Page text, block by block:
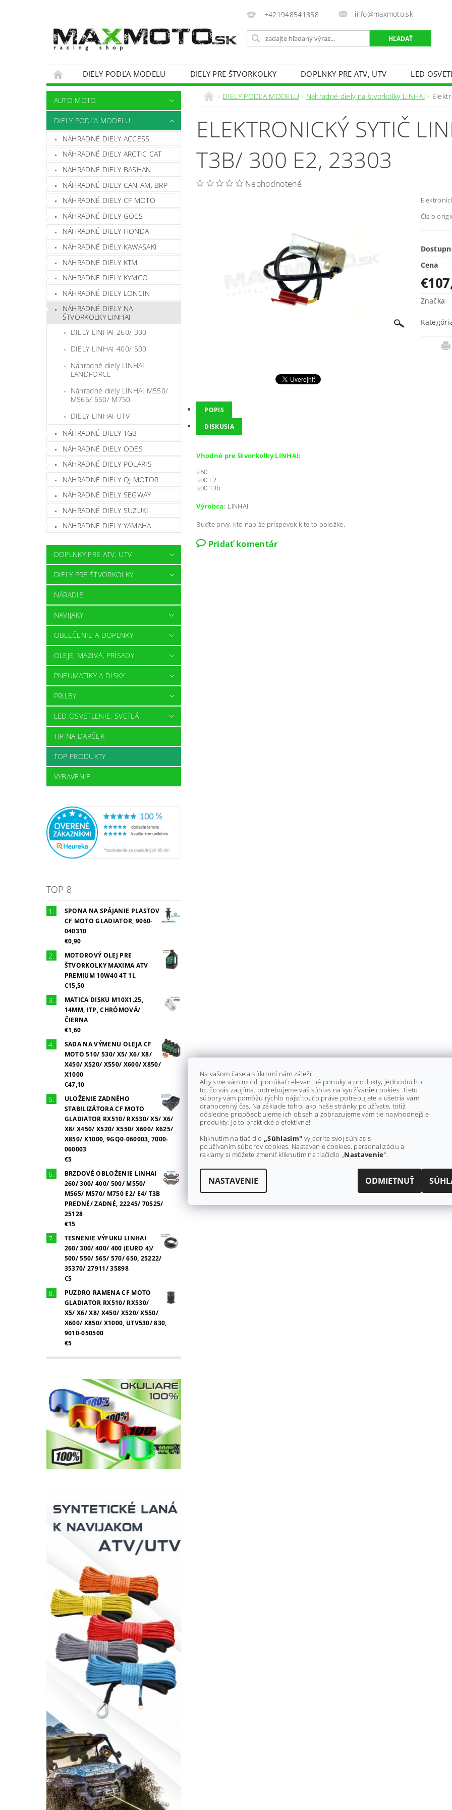
+421948541858 info@maxmoto.sk
DIELY PODĽA MODELU DIELY PRE ŠTVORKOLKY DOPLNKY PRE ATV, UTV
LED
OBCHODNÉ PODMIENKY
KONTAKTY
AUTO MOTO
DIELY PODĽA MODELU
NÁHRADNÉ DIELY ACCESS
NÁHRADNÉ DIELY ARCTIC CAT
NÁHRADNÉ DIELY BASHAN
NÁHRADNÉ DIELY CAN-AM, BRP
NÁHRADNÉ DIELY CF MOTO
NÁHRADNÉ DIELY GOES
NÁHRADNÉ DIELY HONDA
NÁHRADNÉ DIELY KAWASAKI
NÁHRADNÉ DIELY KTM
NÁHRADNÉ DIELY KYMCO
NÁHRADNÉ DIELY LONCIN
NÁHRADNÉ DIELY NA
ŠTVORKOLKY LINHAI
DIELY LINHAI 260/ 300
DIELY LINHAI 400/ 500
Náhradné diely LINHAI
LANDFORCE
Náhradné diely LINHAI M550/
M565/ 650/ M750
DIELY LINHAI UTV
NÁHRADNÉ DIELY TGB
NÁHRADNÉ DIELY ODES
NÁHRADNÉ DIELY POLARIS
NÁHRADNÉ DIELY QJ MOTOR
NÁHRADNÉ DIELY SEGWAY
NÁHRADNÉ DIELY SUZUKI
NÁHRADNÉ DIELY YAMAHA
DOPLNKY PRE ATV, UTV
DIELY PRE ŠTVORKOLKY
NÁRADIE
NAVIJAKY
OBLEČENIE A DOPLNKY
OLEJE, MAZIVÁ, PRÍSADY
PNEUMATIKY A DISKY
PRILBY
LED OSVETLENIE, SVETLÁ
TIP NA DARČEK
TOP PRODUKTY
VYBAVENIE
TOP 8
SPONA NA SPÁJANIE PLASTOV
CF MOTO GLADIATOR, 9060-
040310
€0,90
MOTOROVÝ OLEJ PRE
ŠTVORKOLKY MAXIMA ATV
PREMIUM 10W40 4T 1L
€15,50
MATICA DISKU M10X1.25,
14MM, ITP, CHRÓMOVÁ/
ČIERNA
€1,60
SADA NA VÝMENU OLEJA CF
MOTO 510/ 530/ X5/ X6/ X8/
X450/ X520/ X550/ X600/ X850/
X1000
€47,10
ULOŽENIE ZADNÉHO
STABILIZÁTORA CF MOTO
GLADIATOR RX510/ RX530/ X5/ X6/
X8/ X450/ X520/ X550/ X600/ X625/
X850/ X1000, 9GQ0-060003, 7000-
060003
€5
BRZDOVÉ OBLOŽENIE LINHAI
260/ 300/ 400/ 500/ M550/
M565/ M570/ M750 E2/ E4/ T3B
PREDNÉ/ ZADNÉ, 22245/ 70525/
25128
€15
TESNENIE VÝFUKU LINHAI
260/ 300/ 400/ 400 (EURO 4)/
500/ 550/ 565/ 570/ 650, 25222/
35370/ 27911/ 35898
€5
PUZDRO RAMENA CF MOTO
GLADIATOR RX510/ RX530/
X5/ X6/ X8/ X450/ X520/ X550/
X600/ X850/ X1000, UTV530/ 830,
9010-050500
€5
DIELY PODĽA MODELU Náhradné diely na štvorkolky LINHAI
ELEKTRONICKÝ SYTIČ
T3B/ 300 E2, 23303
Neohodnotené
Číslo
Cena
Značka
POPIS
DISKUSIA
Vhodné pre štvorkolky LINHAI:
260
300 E2
300 T3b
Výrobca: LINHAI
Buďte prvý, kto napíše príspevok k tejto položke.
Pridať komentár
Na vašom čase a súkromí nám záleží!
Aby sme vám mohli ponúkať relevantné ponuky a produkty, jednoducho
to, čo vás zaujíma, potrebujeme váš súhlas na využívanie cookies. Tieto
súbory vám pomôžu rýchlo nájsť to, čo práve potrebujete a ušetria vám
drahocenný čas. Na základe toho, ako naše stránky používate, totiž
dôsledne prispôsobujeme ich obsah a zobrazujeme vám tie najvhodnejšie
produkty. Je to praktické a efektívne!
Kliknutím na tlačidlo „Súhlasím" vyjadríte svoj súhlas s
používaním súborov cookies. Nastavenie cookies, personalizáciu a
reklamy si môžete zmeniť kliknutím na tlačidlo „Nastavenie".
NASTAVENIE ODMIETNUŤ